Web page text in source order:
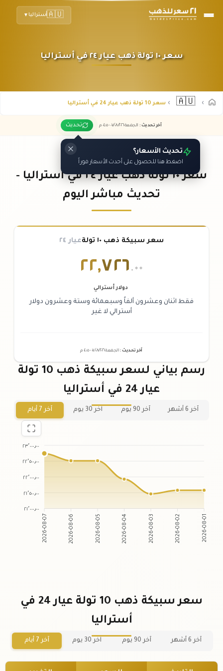
🇦🇺أستراليا ▼
سعر ١٠ تولة ذهب عيار ٢٤ في أستراليا
🇦🇺 سعر 10 تولة ذهب عيار 24 في أستراليا
آخر تحديث : الجمعة ٠٧ /٠٨/٢٠٢٦ - ٠٤:٠٥ م تحديث
تحديث الأسعار؟
اضغط هنا للحصول على أحدث الأسعار فوراً
سعر ١٠ تولة ذهب عيار ٢٤ في أستراليا -
تحديث مباشر اليوم
سعر سبيكة ذهب ١٠ تولة عيار ٢٤
٢٢,٧٢٦ .٠٠
دولار أسترالي
فقط اثنان وعشرون ألفاً وسبعمائة وستة وعشرون دولار
أسترالي لا غير
آخر تحديث : الجمعة ٠٧ /٠٨/٢٠٢٦ - ٠٤:٠٥ م
رسم بياني لسعر سبيكة ذهب 10 تولة
عيار 24 في أستراليا
آخر 6 أشهر آخر 90 يوم آخر 30 يوم آخر 7 أيام
٢٣٬٠٠٠٫٠٠
٢٢٬٥٠٠٫٠٠
٢٢٬٠٠٠٫٠٠
٢١٬٥٠٠٫٠٠
٢١٬٠٠٠٫٠٠
2026-08-07 2026-08-06 2026-08-05 2026-08-04 2026-08-03 2026-08-02 2026-08-01
سعر سبيكة ذهب 10 تولة عيار 24 في
أستراليا
آخر 6 أشهر آخر 90 يوم آخر 30 يوم آخر 7 أيام